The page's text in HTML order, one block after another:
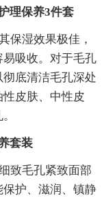
理保养3件套
保湿效果极佳，
吸收。对于毛孔
底清洁毛孔深处
皮肤、中性皮
套装
致毛孔紧致面部
护、滋润、镇静